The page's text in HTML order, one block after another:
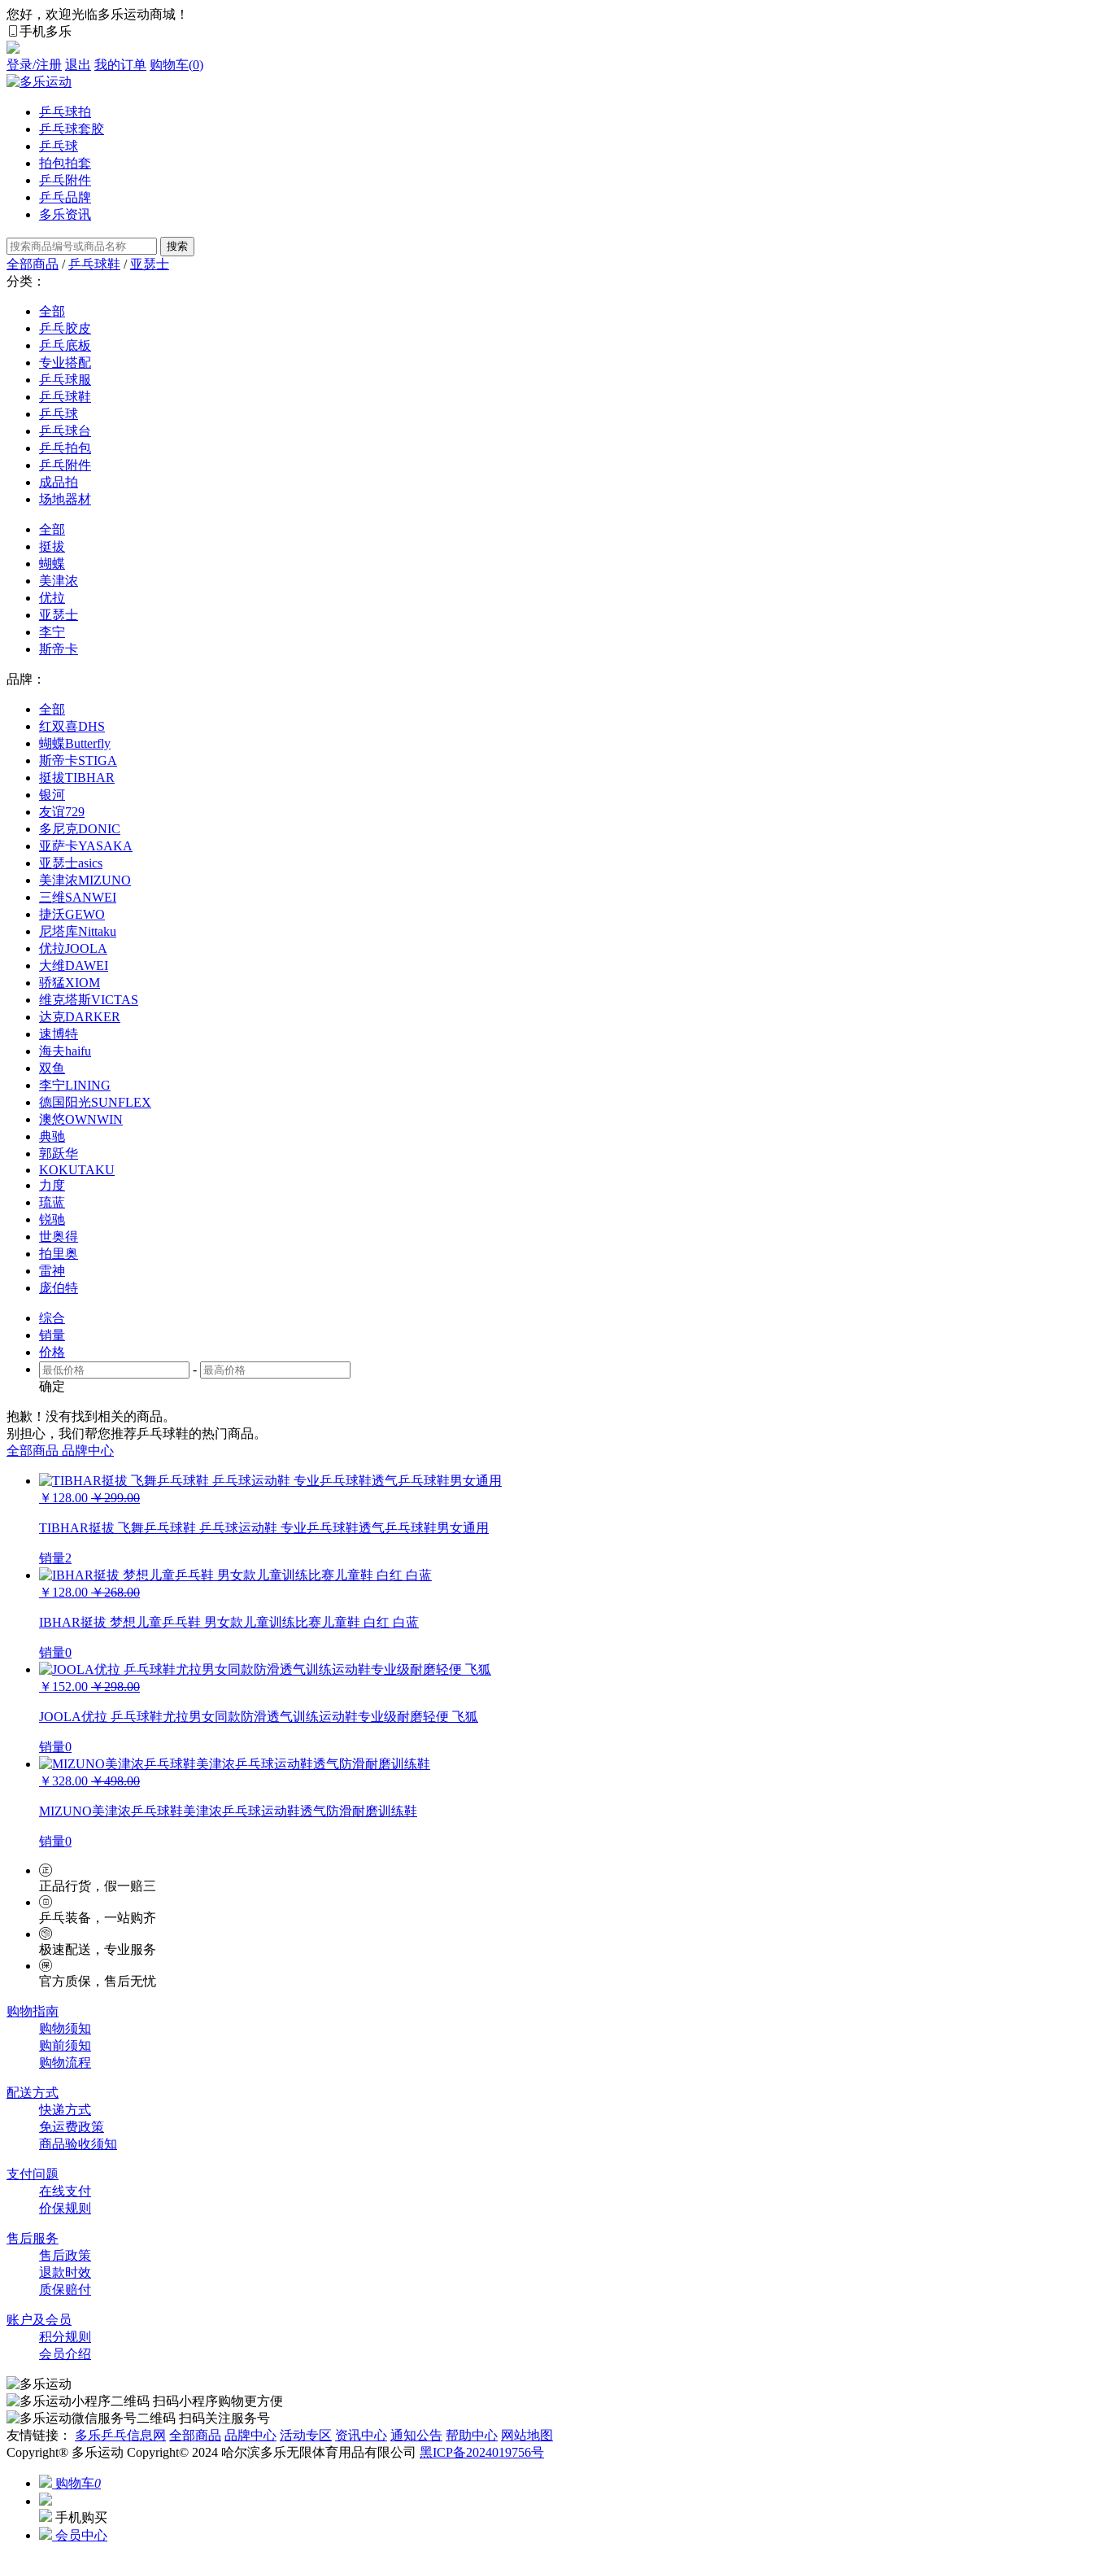
您好，欢迎光临多乐运动商城！
手机多乐
登录/注册 退出 我的订单 购物车(0)
乒乓球拍
乒乓球套胶
乒乓球
拍包拍套
乒乓附件
乒乓品牌
多乐资讯
全部商品 /乒乓球鞋 / 亚瑟士
分类：
全部
乒乓胶皮
乒乓底板
专业搭配
乒乓球服
乒乓球鞋
乒乓球
乒乓球台
乒乓拍包
乒乓附件
成品拍
场地器材
全部
挺拔
蝴蝶
美津浓
优拉
亚瑟士
李宁
斯帝卡
品牌：
全部
红双喜DHS
蝴蝶Butterfly
斯帝卡STIGA
挺拔TIBHAR
银河
友谊729
多尼克DONIC
亚萨卡YASAKA
亚瑟士asics
美津浓MIZUNO
三维SANWEI
捷沃GEWO
尼塔库Nittaku
优拉JOOLA
大维DAWEI
骄猛XIOM
维克塔斯VICTAS
达克DARKER
速博特
海夫haifu
双鱼
李宁LINING
德国阳光SUNFLEX
澳悠OWNWIN
典驰
郭跃华
KOKUTAKU
力度
琉蓝
锐驰
世奥得
拍里奥
雷神
庞伯特
综合
销量
价格
-
确定
抱歉！没有找到相关的商品。
别担心，我们帮您推荐乒乓球鞋的热门商品。
全部商品 品牌中心
￥128.00 ￥299.00
TIBHAR挺拔 飞舞乒乓球鞋 乒乓球运动鞋 专业乒乓球鞋透气乒乓球鞋男女通用
销量2
￥128.00 ￥268.00
IBHAR挺拔 梦想儿童乒乓鞋 男女款儿童训练比赛儿童鞋 白红 白蓝
销量0
￥152.00 ￥298.00
JOOLA优拉 乒乓球鞋尤拉男女同款防滑透气训练运动鞋专业级耐磨轻便 飞狐
销量0
￥328.00 ￥498.00
MIZUNO美津浓乒乓球鞋美津浓乒乓球运动鞋透气防滑耐磨训练鞋
销量0
正品行货，假一赔三
乒乓装备，一站购齐
极速配送，专业服务
官方质保，售后无忧
购物指南
购物须知
购前须知
购物流程
配送方式
快递方式
免运费政策
商品验收须知
支付问题
在线支付
价保规则
售后服务
售后政策
退款时效
质保赔付
账户及会员
积分规则
会员介绍
扫码小程序购物更方便
扫码关注服务号
友情链接：
多乐乒乓信息网 全部商品 品牌中心 活动专区 资讯中心 通知公告 帮助中心 网站地图
Copyright® 多乐运动 Copyright© 2024 哈尔滨多乐无限体育用品有限公司 黑ICP备2024019756号
购物车0
手机购买
会员中心